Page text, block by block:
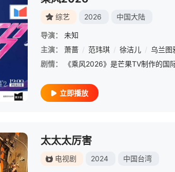
综艺 2026 中国大陆
导演：
未知
主演：
萧蔷 / 范玮琪 / 徐洁儿 / 乌兰图
剧情：
立即播放
太太太厉害
电视剧 2024 中国台湾